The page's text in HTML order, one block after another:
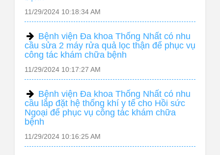
11/29/2024 10:18:34 AM
Bệnh viện Đa khoa Thống Nhất có nhu
cầu sửa 2 máy rửa quả lọc thận để phục vụ
công tác khám chữa bệnh
11/29/2024 10:17:27 AM
Bệnh viện Đa khoa Thống Nhất có nhu
cầu lắp đặt hệ thống khí y tế cho Hồi sức
Ngoại để phục vụ công tác khám chữa
bệnh
11/29/2024 10:16:25 AM